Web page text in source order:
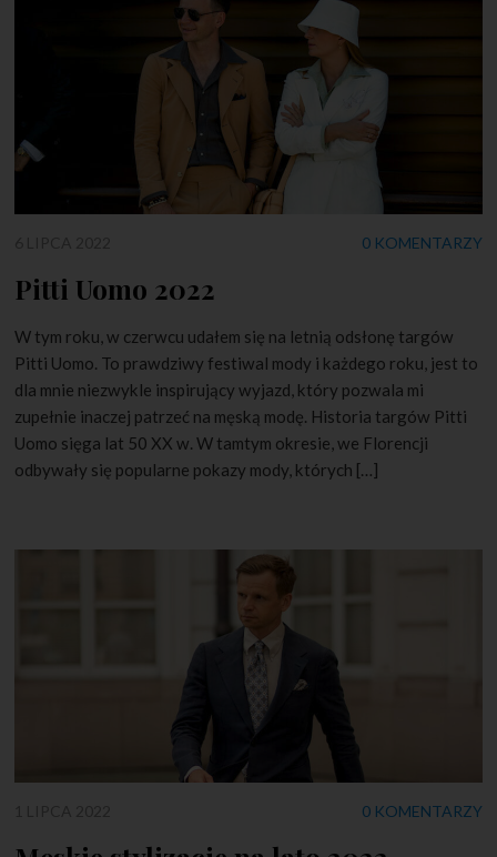
0 KOMENTARZY
Pitti Uomo 2022
W tym roku, w czerwcu udałem się na letnią odsłonę targów
Pitti Uomo. To prawdziwy festiwal mody i każdego roku, jest to
dla mnie niezwykle inspirujący wyjazd, który pozwala mi
zupełnie inaczej patrzeć na męską modę. Historia targów Pitti
Uomo sięga lat 50 XX w. W tamtym okresie, we Florencji
odbywały się popularne pokazy mody, których […]
0 KOMENTARZY